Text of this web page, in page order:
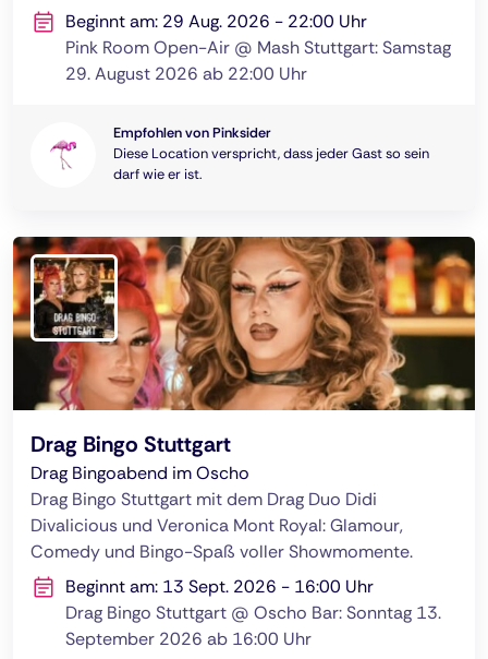
Beginnt am: 29 Aug. 2026 - 22:00 Uhr
Pink Room Open-Air @ Mash Stuttgart: Samstag
29. August 2026 ab 22:00 Uhr
Empfohlen von Pinksider
Diese Location verspricht, dass jeder Gast so sein
darf wie er ist.
Drag Bingo Stuttgart
Drag Bingoabend im Oscho
Drag Bingo Stuttgart mit dem Drag Duo Didi
Divalicious und Veronica Mont Royal: Glamour,
Comedy und Bingo-Spaß voller Showmomente.
Beginnt am: 13 Sept. 2026 - 16:00 Uhr
Drag Bingo Stuttgart @ Oscho Bar: Sonntag 13.
September 2026 ab 16:00 Uhr